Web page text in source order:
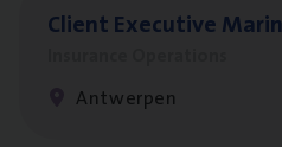
Client Exe­cu­ti­ve
Antwerpen